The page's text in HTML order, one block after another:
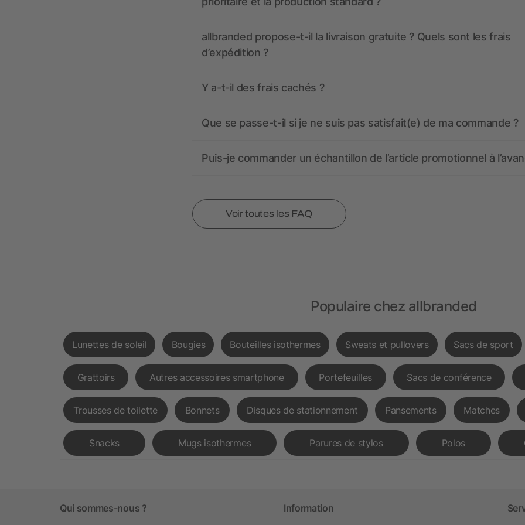
allbranded propose-t-il la livraison gratuite ? Quels sont les frais
d’expédition ?
Y a-t-il des frais cachés ?
Que se passe-t-il si je ne suis pas satisfait(e) de ma commande ?
Puis-je commander un échantillon de l’article promotionnel à
Voir toutes les FAQ
Populaire chez allbranded
Lunettes de soleil Bougies Bouteilles isothermes Sweats et pullovers Sacs de sport
Grattoirs Autres accessoires smartphone Portefeuilles Sacs de conférence
Trousses de toilette Bonnets Disques de stationnement Pansements Matches
Snacks Mugs isothermes Parures de stylos Polos
Qui sommes-nous ? Information